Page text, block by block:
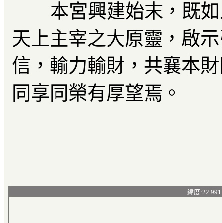
本宮興建始末，既如
天上主宰之大原靈，啟
信，輸力輸財，共襄本
同享同榮有厚望焉。
緯度